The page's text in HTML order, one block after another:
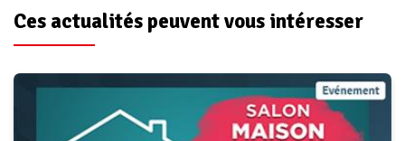
Ces actualités peuvent vous intéresser